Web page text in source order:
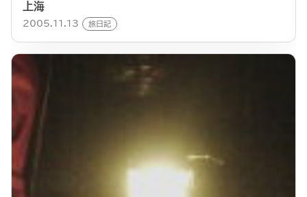
上海
2005.11.13 旅日記